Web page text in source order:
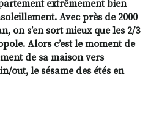
extrêmement bien
Avec près de 2000
on s’en sort mieux que les 2/3
Alors c’est le moment de
de sa maison vers
out, le sésame des étés en